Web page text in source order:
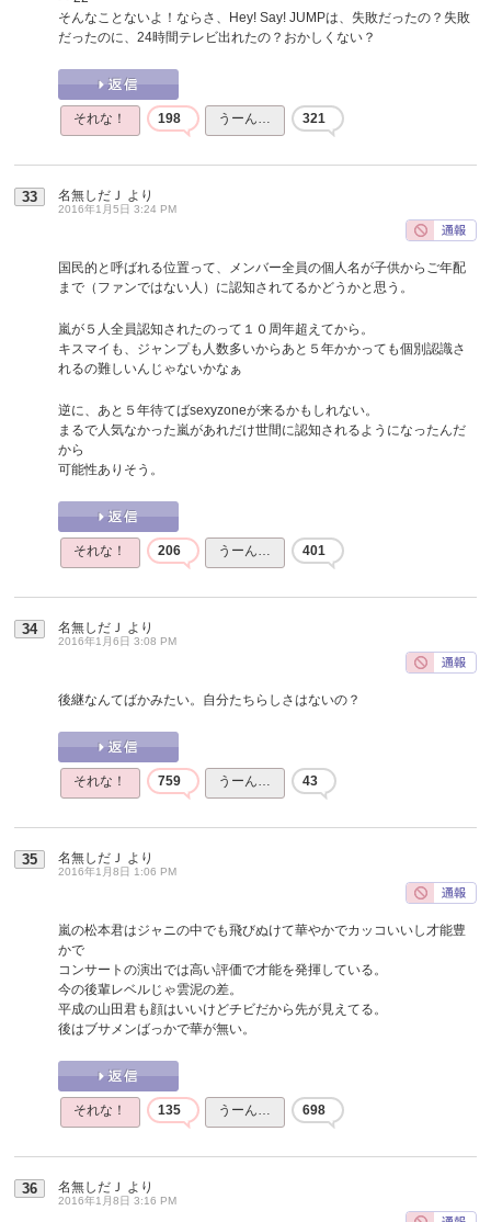
そんなことないよ！ならさ、Hey! Say! JUMPは、失敗だったの？失敗
だったのに、24時間テレビ出れたの？おかしくない？
それな！ 198 うーん… 321
33 名無しだＪ より
2016年1月5日 3:24 PM
国民的と呼ばれる位置って、メンバー全員の個人名が子供からご年配
まで（ファンではない人）に認知されてるかどうかと思う。
嵐が５人全員認知されたのって１０周年超えてから。
キスマイも、ジャンプも人数多いからあと５年かかっても個別認識さ
れるの難しいんじゃないかなぁ
逆に、あと５年待てばsexyzoneが来るかもしれない。
まるで人気なかった嵐があれだけ世間に認知されるようになったんだ
から
可能性ありそう。
それな！ 206 うーん… 401
34 名無しだＪ より
2016年1月6日 3:08 PM
後継なんてばかみたい。自分たちらしさはないの？
それな！ 759 うーん… 43
35 名無しだＪ より
2016年1月8日 1:06 PM
嵐の松本君はジャニの中でも飛びぬけて華やかでカッコいいし才能豊
かで
コンサートの演出では高い評価で才能を発揮している。
今の後輩レベルじゃ雲泥の差。
平成の山田君も顔はいいけどチビだから先が見えてる。
後はブサメンばっかで華が無い。
それな！ 135 うーん… 698
36 名無しだＪ より
2016年1月8日 3:16 PM